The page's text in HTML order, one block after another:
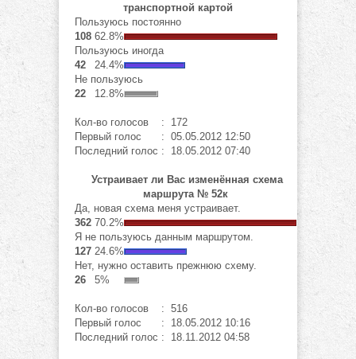
транспортной картой
Пользуюсь постоянно
108 62.8%
Пользуюсь иногда
42
24.4%
Не пользуюсь
22
12.8%
Кол-во голосов
: 172
Первый голос
: 05.05.2012 12:50
Последний голос : 18.05.2012 07:40
Устраивает ли Вас изменённая схема
маршрута № 52к
Да, новая схема меня устраивает.
362 70.2%
Я не пользуюсь данным маршрутом.
127 24.6%
Нет, нужно оставить прежнюю схему.
26
5%
Кол-во голосов
: 516
Первый голос
: 18.05.2012 10:16
Последний голос : 18.11.2012 04:58